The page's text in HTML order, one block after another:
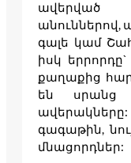
ավերված
անուններով,
գալե կամ
իսկ
քաղաքից
են սրանց
գագաթին,
մնացորդներ: